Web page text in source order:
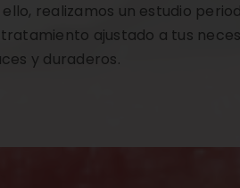
realizamos un estudio
ajustado a tus
y duraderos.